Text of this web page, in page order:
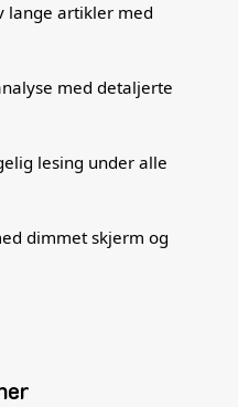
lange artikler med
med detaljerte
lesing under alle
dimmet skjerm og